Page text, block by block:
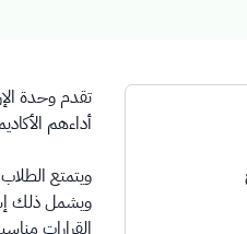
تقدم وحدة
أداءهم
ويتمتع
ويشمل ذلك
القرارات